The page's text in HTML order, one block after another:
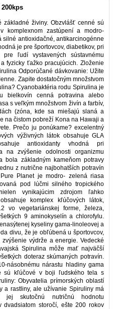
základné živiny. Obzvlášť cenné sú
komplexnom zastúpení a modro-
silné antioxidačné, antikarcinogénne
je pre športovcov, diabetikov, pri
ľudí vystavených sústavnému
fyzicky ťažko pracujúcich. Zloženie
Odporúčané dávkovanie: Užite
Zapite dostatočným množstvom
Cyanobaktéria rodu Spirulina je
bielkovín cenná potravina alebo
s veľkým množstvom živín a farbív,
(zóna, kde sa miešajú slaná a
na čistom pobreží Kona na Hawaji a
Prečo ju ponúkame? excelentný
výživných látok obsahuje GLA
antioxidanty vhodná pri
na zvýšenie odolnosti organizmu
bola základným kameňom potravy
z nutrične najbohatších potravín
Planet je modro- zelená riasa
pod lúčmi silného tropického
vynikajúcim zdrojom ľahko
komplex kľúčových látok,
vo vegetariánskej forme, železa,
9 aminokyselín a chlorofylu.
kyseliny gama-linoleovej a
divu, že je obľúbená u športovcov,
výdrže a energie. Vedecké
Spirulina môže mať najväčší
doteraz skúmaných potravín.
násobnému nárastu hladiny gama
sú kľúčové v boji ľudského tela s
Obyvatelia prímorských oblastí
a rastliny, ale užívanie Spiruliny má
skutočnú nutričnú hodnotu
storočí, ešte 200 rokov